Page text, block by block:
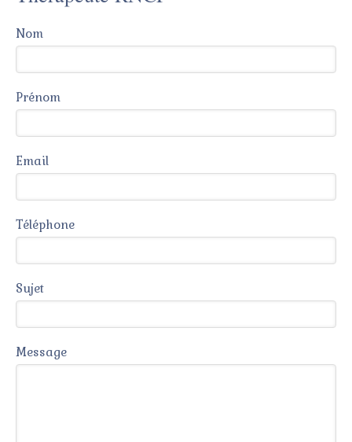
Nom
Prénom
Email
Téléphone
Sujet
Message